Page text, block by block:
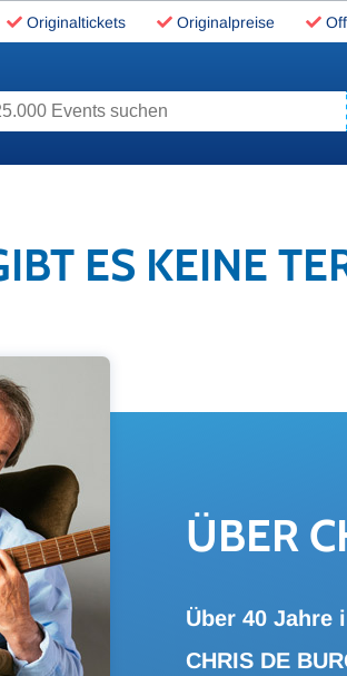
Originaltickets Originalpreise
Events suchen
ES KEINE
ÜBER
Über 40 Jahre
CHRIS DE